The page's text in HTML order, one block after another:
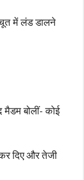
में लंड डालने
बोलीं- कोई
दिए और तेजी